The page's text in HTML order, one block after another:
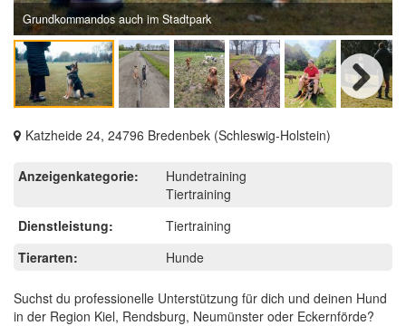
Grundkommandos auch im Stadtpark
Next
Katzheide 24, 24796 Bredenbek (Schleswig-Holstein)
Anzeigenkategorie:
Hundetraining
Tiertraining
Dienstleistung:
Tiertraining
Tierarten:
Hunde
Suchst du professionelle Unterstützung für dich und deinen Hund
in der Region Kiel, Rendsburg, Neumünster oder Eckernförde?